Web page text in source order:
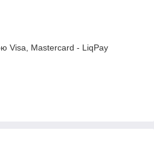
Visa, Mastercard - LiqPay